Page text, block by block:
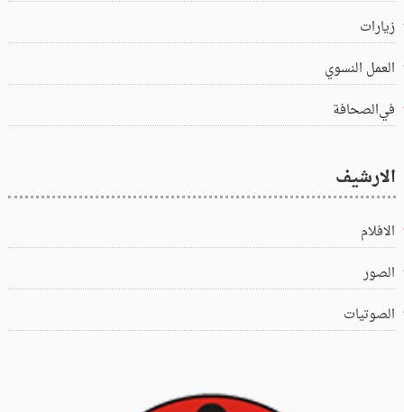
زيارات
العمل النسوي
في‌الصحافة
الارشيف
الافلام
الصور
الصوتيات